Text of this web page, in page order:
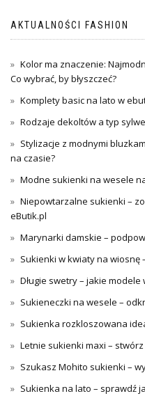
AKTUALNOŚCI FASHION
Kolor ma znaczenie:
Co wybrać, by błyszczeć?
Komplety basic na lato w
Rodzaje dekoltów a typ
Stylizacje z modnymi
na czasie?
Modne sukienki na wesele
Niepowtarzalne sukienki –
eButik.pl
Marynarki damskie –
Sukienki w kwiaty na
Długie swetry – jakie
Sukieneczki na wesele –
Sukienka rozkloszowana
Letnie sukienki maxi –
Szukasz Mohito sukienki –
Sukienka na lato – sprawdź